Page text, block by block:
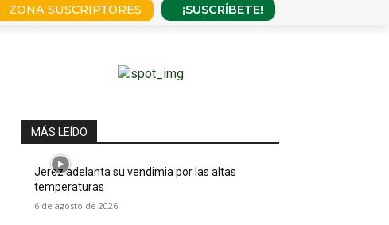
ZONA SUSCRIPTORES ¡SUSCRÍBETE!
MÁS LEÍDO
Jerez adelanta su vendimia por las altas
temperaturas
6 de agosto de 2026